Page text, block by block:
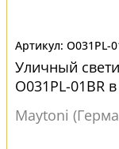
O031PL-
Уличный
O031PL-01BR
Maytoni